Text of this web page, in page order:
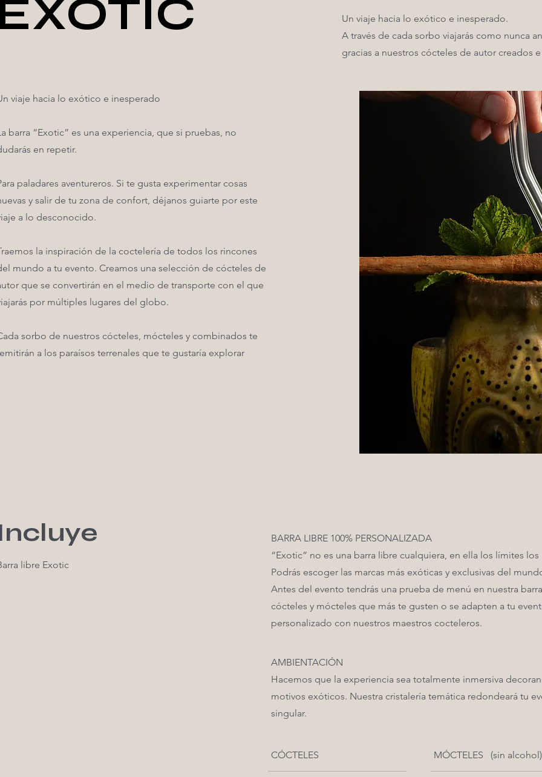
viaje hacia lo exótico e inesperado
barra “Exotic” es una experiencia, que si pruebas, no
en repetir.
paladares aventureros. Si te gusta experimentar cosas
y salir de tu zona de confort, déjanos guiarte por este
a lo desconocido.
la inspiración de la coctelería de todos los rincones
mundo a tu evento. Creamos una selección de cócteles de
que se convertirán en el medio de transporte con el que
por múltiples lugares del globo.
sorbo de nuestros cócteles, mócteles y combinados te
a los paraísos terrenales que te gustaría explorar
Un viaje hacia lo exótico e inesperado.
A través de cada sorbo viajarás como nunca
gracias a nuestros cócteles de autor creados
libre Exotic
BARRA LIBRE 100% PERSONALIZADA
“Exotic” no es una barra libre cualquiera, en ella los límites
Podrás escoger las marcas más exóticas y exclusivas del
Antes del evento tendrás una prueba de menú en nuestra
cócteles y mócteles que más te gusten o se adapten a tu
personalizado con nuestros maestros cocteleros.
AMBIENTACIÓN
Hacemos que la experiencia sea totalmente inmersiva
motivos exóticos. Nuestra cristalería temática redondeará tu
singular.
CÓCTELES MÓCTELES (sin alcohol)